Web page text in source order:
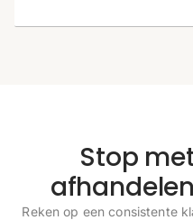
Stop
Reken op een consistente